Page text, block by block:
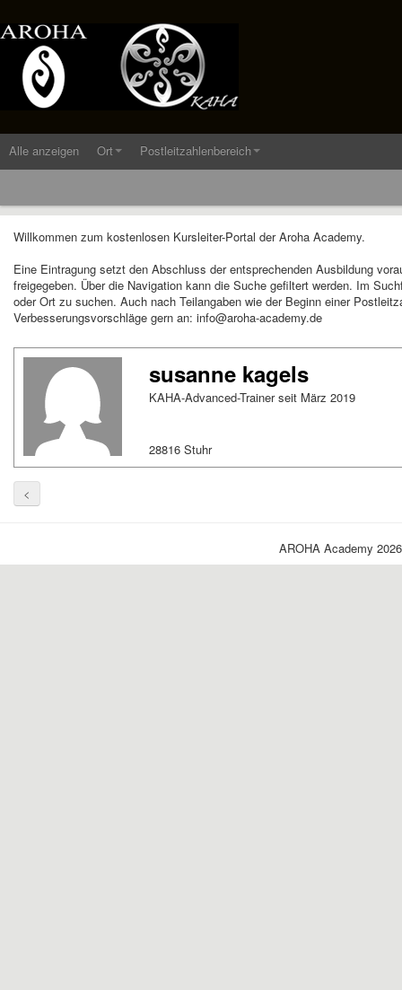
Alle anzeigen Ort Postleitzahlenbereich
Willkommen zum kostenlosen Kursleiter-Portal der Aroha Academy.
Eine Eintragung setzt den Abschluss der entsprechenden Ausbildung
freigegeben. Über die Navigation kann die Suche gefiltert werden. Im
oder Ort zu suchen. Auch nach Teilangaben wie der Beginn einer
Verbesserungsvorschläge gern an: info@aroha-academy.de
susanne kagels
KAHA-Advanced-Trainer seit März 2019
28816 Stuhr
<
AROHA Academy